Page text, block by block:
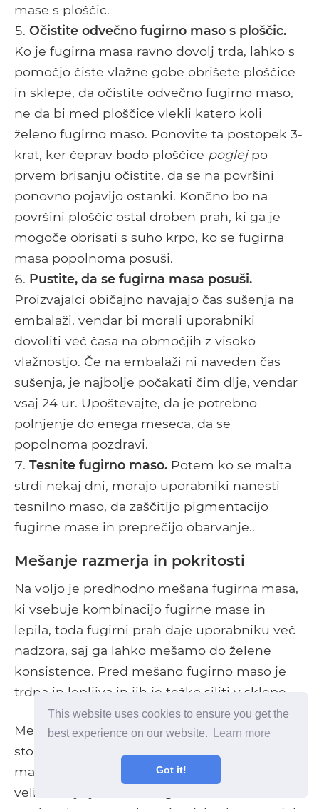
This website uses cookies to ensure you get the
best experience on our website.
Learn more
Got it!
mase s ploščic.
Očistite odvečno fugirno maso s ploščic.
Ko je fugirna masa ravno dovolj trda, lahko s
pomočjo čiste vlažne gobe obrišete ploščice
in sklepe, da očistite odvečno fugirno maso,
ne da bi med ploščice vlekli katero koli
želeno fugirno maso. Ponovite ta postopek 3-
krat, ker čeprav bodo ploščice poglejpo
prvem brisanju očistite, da se na površini
ponovno pojavijo ostanki. Končno bo na
površini ploščic ostal droben prah, ki ga je
mogoče obrisati s suho krpo, ko se fugirna
masa popolnoma posuši.
Pustite, da se fugirna masa posuši.
Proizvajalci običajno navajajo čas sušenja na
embalaži, vendar bi morali uporabniki
dovoliti več časa na območjih z visoko
vlažnostjo. Če na embalaži ni naveden čas
sušenja, je najbolje počakati čim dlje, vendar
vsaj 24 ur. Upoštevajte, da je potrebno
polnjenje do enega meseca, da se
popolnoma pozdravi.
Tesnite fugirno maso. Potem ko se malta
strdi nekaj dni, morajo uporabniki nanesti
tesnilno maso, da zaščitijo pigmentacijo
fugirne mase in preprečijo obarvanje..
Mešanje razmerja in pokritosti
Na voljo je predhodno mešana fugirna masa,
ki vsebuje kombinacijo fugirne mase in
lepila, toda fugirni prah daje uporabniku več
nadzora, saj ga lahko mešamo do želene
konsistence. Pred mešano fugirno maso je
trdna in lepljiva in jih je težko siliti v sklepe.
Mešanje praška za fugiranje je enostavno
storiti z vedrom in gladilko. Najprej dodajte
malo vode v vedro, nato pa dodajte prašek -
veliko težje je mešati fugirno maso, če to